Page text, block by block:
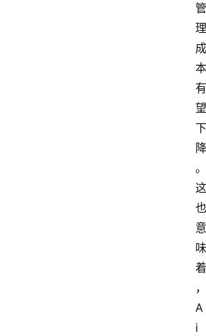
管
理
成
本
有
望
下
降
。
这
也
意
味
着
，
A
i